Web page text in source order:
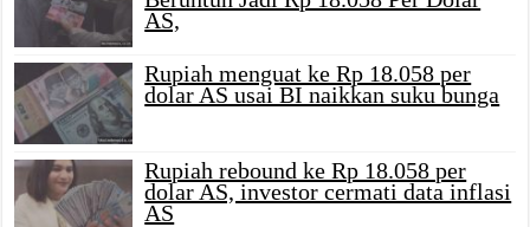
AS,
Rupiah menguat ke Rp 18.058 per
dolar AS usai BI naikkan suku bunga
Rupiah rebound ke Rp 18.058 per
dolar AS, investor cermati data inflasi
AS